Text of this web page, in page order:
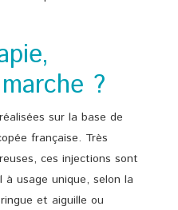
?
sur la base de
française. Très
ces injections sont
usage unique, selon la
et aiguille ou